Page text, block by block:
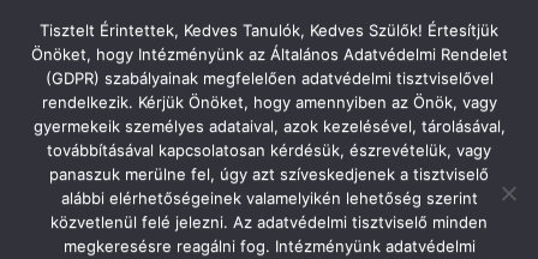
Tatabányai Árpád Gimnázium
2015. Május 14. Csütörtök
Köszönetnyilvánítás
Tisztelt Érintettek, Kedves Tanulók, Kedves Szülők! Értesítjük
Önöket, hogy Intézményünk az Általános Adatvédelmi Rendelet
(GDPR) szabályainak megfelelően adatvédelmi tisztviselővel
rendelkezik. Kérjük Önöket, hogy amennyiben az Önök, vagy
gyermekeik személyes adataival, azok kezelésével, tárolásával,
továbbításával kapcsolatosan kérdésük, észrevételük, vagy
panaszuk merülne fel, úgy azt szíveskedjenek a tisztviselő
alábbi elérhetőségeinek valamelyikén lehetőség szerint
közvetlenül felé jelezni. Az adatvédelmi tisztviselő minden
megkeresésre reagálni fog. Intézményünk adatvédelmi